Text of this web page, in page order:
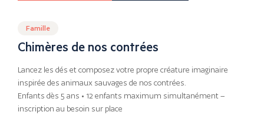
Famille
Chimères de nos contrées
Lancez les dés et composez votre propre créature imaginaire
inspirée des animaux sauvages de nos contrées.
Enfants dès 5 ans • 12 enfants maximum simultanément –
inscription au besoin sur place